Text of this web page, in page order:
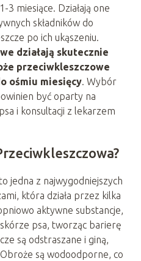
miesiące. Działają one
składników do
po ich ukąszeniu.
działają skutecznie
przeciwkleszczowe
ośmiu miesięcy. Wybór
być oparty na
i konsultacji z lekarzem
jedna z najwygodniejszych
która działa przez kilka
aktywne substancje,
psa, tworząc barierę
są odstraszane i giną,
są wodoodporne, co